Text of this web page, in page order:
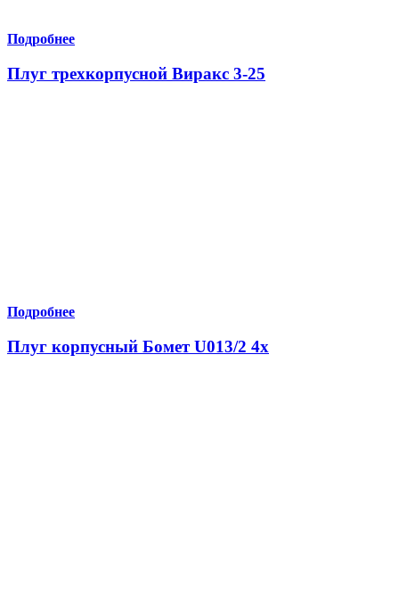
Подробнее
Плуг трехкорпусной Виракс 3-25
Подробнее
Плуг корпусный Бомет U013/2 4х